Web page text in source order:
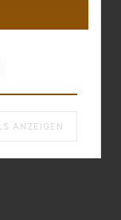
ANZEIGEN